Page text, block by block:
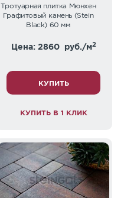
Тротуарная плитка Мюнхен
Графитовый камень (Stein
Black) 60 мм
Цена: 2860 руб./м2
КУПИТЬ
КУПИТЬ В 1 КЛИК